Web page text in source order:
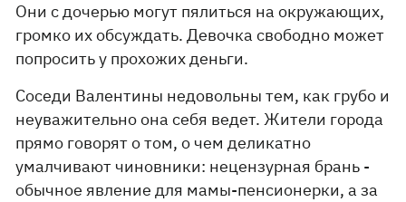
Они с дочерью могут пялиться на окружающих,
громко их обсуждать. Девочка свободно может
попросить у прохожих деньги.
Соседи Валентины недовольны тем, как грубо и
неуважительно она себя ведет. Жители города
прямо говорят о том, о чем деликатно
умалчивают чиновники: нецензурная брань -
обычное явление для мамы-пенсионерки, а за